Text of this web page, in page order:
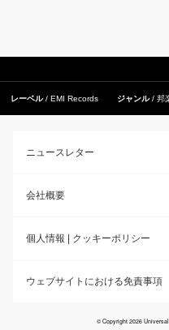
レーベル EMI Records ジャンル 邦
ニュースレター
会社概要
個人情報 | クッキーポリシー
ウェブサイトにおける免責事項
© Copyright 2026